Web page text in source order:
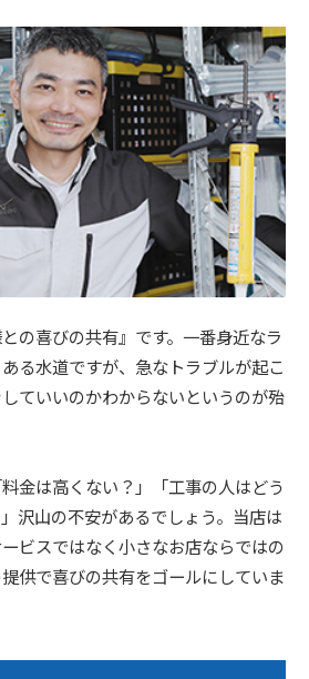
の喜びの共有』です。一番身近なラ
る水道ですが、急なトラブルが起こ
ていいのかわからないというのが殆
料金は高くない？」「工事の人はどう
沢山の不安があるでしょう。当店は
ビスではなく小さなお店ならではの
供で喜びの共有をゴールにしていま